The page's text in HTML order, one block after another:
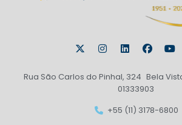
Rua São Carlos do Pinhal, 324 Bela
01333903
+55 (11) 3178-6800